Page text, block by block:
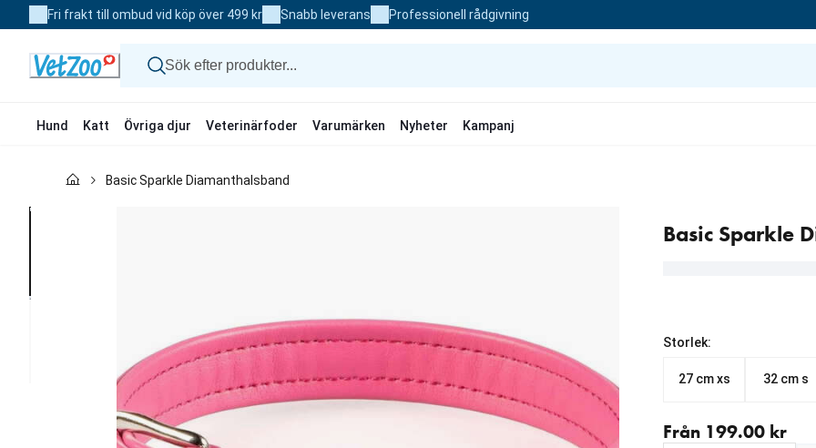
to
Fri frakt till ombud vid köp över 499 kr Snabb leverans Professionell rådgivning
Hund Katt Övriga djur Veterinärfoder Varumärken Nyheter Kampanj
Basic Sparkle Diamanthalsband
Basic Sparkle
Storlek:
27 cm xs 32 cm s
Från 199.00 kr